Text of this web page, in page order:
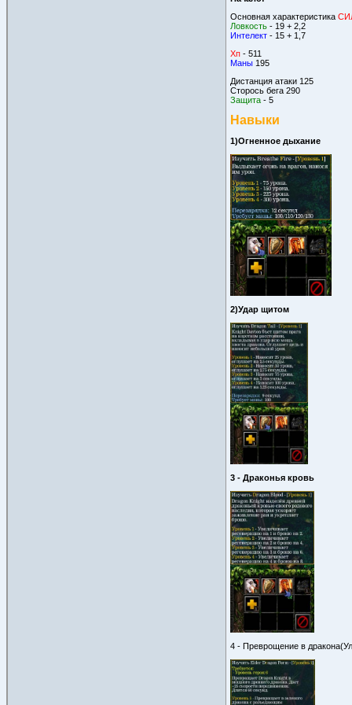
Основная характеристика
Ловкость - 19 + 2,2
Интелект - 15 + 1,7
Хп - 511
Маны 195
Дистанция атаки 125
Сторось бега 290
Защита - 5
Навыки
1)Огненное дыхание
2)Удар щитом
3 - Драконья кровь
4 - Преврощение в